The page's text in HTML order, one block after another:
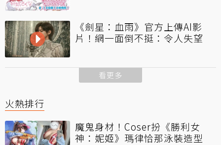
《劍星：血雨》官方上傳AI影
片！網一面倒不挺：令人失望
看更多
火熱排行
魔鬼身材！Coser扮《勝利女
神：妮姬》瑪律恰那泳裝造型